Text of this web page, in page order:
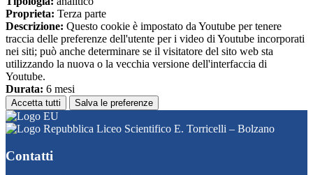
Proprieta: Terza parte
Descrizione: Questo cookie è impostato da Youtube per tenere
traccia delle preferenze dell'utente per i video di Youtube incorporati
nei siti; può anche determinare se il visitatore del sito web sta
utilizzando la nuova o la vecchia versione dell'interfaccia di
Youtube.
Durata: 6 mesi
Accetta tutti Salva le preferenze
Liceo Scientifico E. Torricelli – Bolzano
Contatti